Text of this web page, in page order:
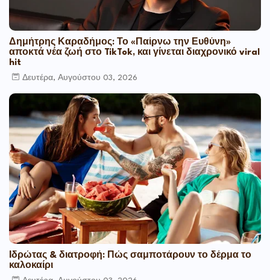
Δημήτρης Καραδήμος: Το «Παίρνω την Ευθύνη»
αποκτά νέα ζωή στο TikTok, και γίνεται διαχρονικό viral
hit
Δευτέρα, Αυγούστου 03, 2026
Ιδρώτας & διατροφή: Πώς σαμποτάρουν το δέρμα το
καλοκαίρι